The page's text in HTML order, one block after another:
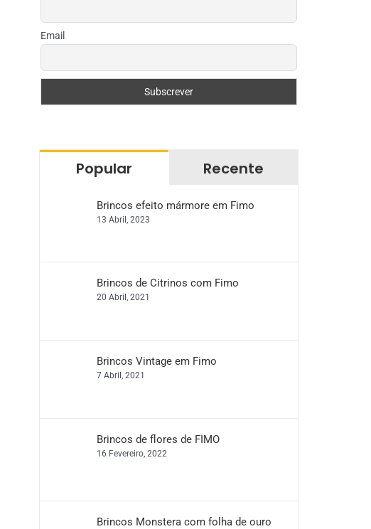
Email
Popular Recente
Brincos efeito mármore em Fimo
13 Abril, 2023
Brincos de Citrinos com Fimo
20 Abril, 2021
Brincos Vintage em Fimo
7 Abril, 2021
Brincos de flores de FIMO
16 Fevereiro, 2022
Brincos Monstera com folha de ouro